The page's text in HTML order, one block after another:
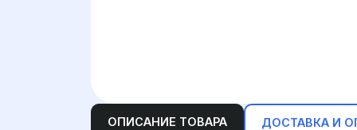
ОПИСАНИЕ ТОВАРА ДОСТАВКА И